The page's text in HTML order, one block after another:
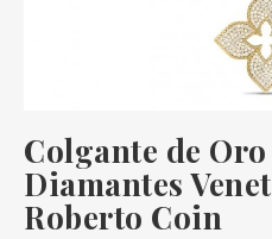
Colgante de
Diamantes
Roberto Coin